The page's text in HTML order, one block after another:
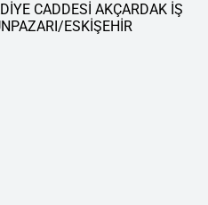
CADDESİ AKÇARDAK İŞ
ESKİŞEHİR